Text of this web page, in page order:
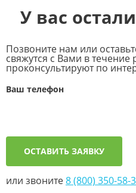
У вас
Позвоните нам или
свяжутся с Вами в течение
проконсультируют по
Ваш телефон
ОСТАВИТЬ ЗАЯВКУ
или звоните8 (800) 350-58-